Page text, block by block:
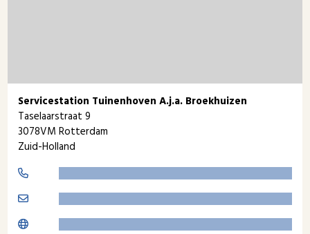
Servicestation Tuinenhoven A.j.a. Broekhuizen
Taselaarstraat 9
3078VM Rotterdam
Zuid-Holland